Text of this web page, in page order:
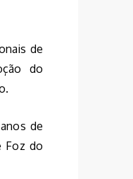
de
do
de
Foz do